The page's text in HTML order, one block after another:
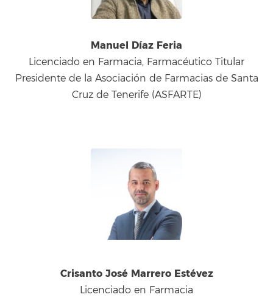
Manuel Díaz Feria
Licenciado en Farmacia, Farmacéutico Titular
Presidente de la Asociación de Farmacias de Santa
Cruz de Tenerife (ASFARTE)
Crisanto José Marrero Estévez
Licenciado en Farmacia